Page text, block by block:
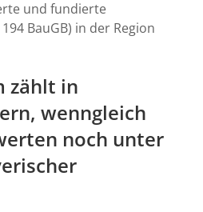
und fundierte
BauGB) in der Region
zählt in
wenngleich
noch unter